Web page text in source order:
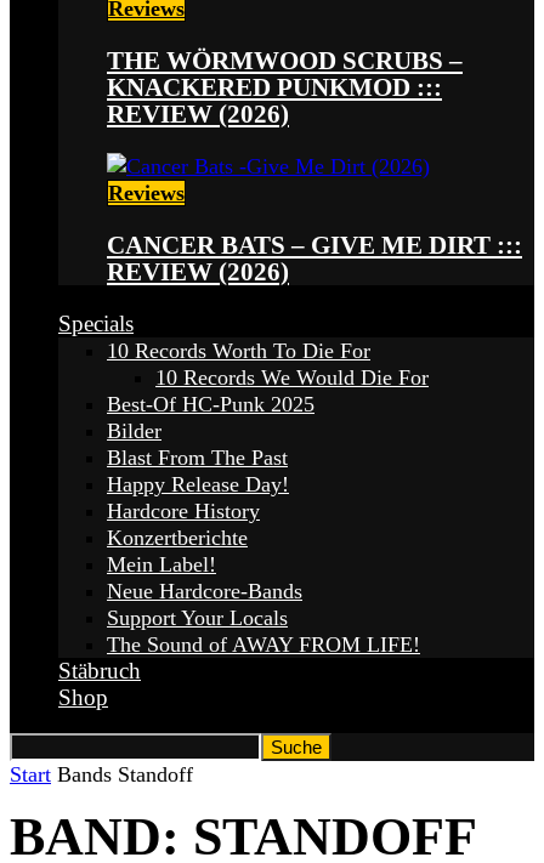
Reviews
THE WÖRMWOOD SCRUBS –
KNACKERED PUNKMOD :::
REVIEW (2026)
Reviews
CANCER BATS – GIVE ME DIRT :::
REVIEW (2026)
Specials
10 Records Worth To Die For
10 Records We Would Die For
Best-Of HC-Punk 2025
Bilder
Blast From The Past
Happy Release Day!
Hardcore History
Konzertberichte
Mein Label!
Neue Hardcore-Bands
Support Your Locals
The Sound of AWAY FROM LIFE!
Stäbruch
Shop
Start Bands Standoff
BAND: STANDOFF